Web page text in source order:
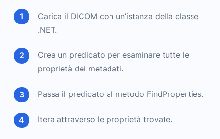
Carica il DICOM con un’istanza della classe
.NET.
Crea un predicato per esaminare tutte le
proprietà dei metadati.
Passa il predicato al metodo FindProperties.
Itera attraverso le proprietà trovate.